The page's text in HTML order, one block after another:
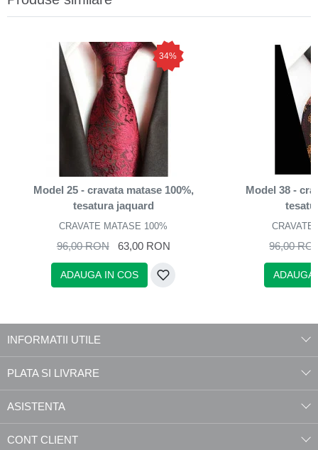
34%
Model 25 - cravata matase 100%,
tesatura jaquard
CRAVATE MATASE 100%
96,00 RON 63,00 RON
ADAUGA IN COS
Model 38 -
CRAVATE
96,00
ADAUGA
INFORMATII UTILE
PLATA SI LIVRARE
ASISTENTA
CONT CLIENT